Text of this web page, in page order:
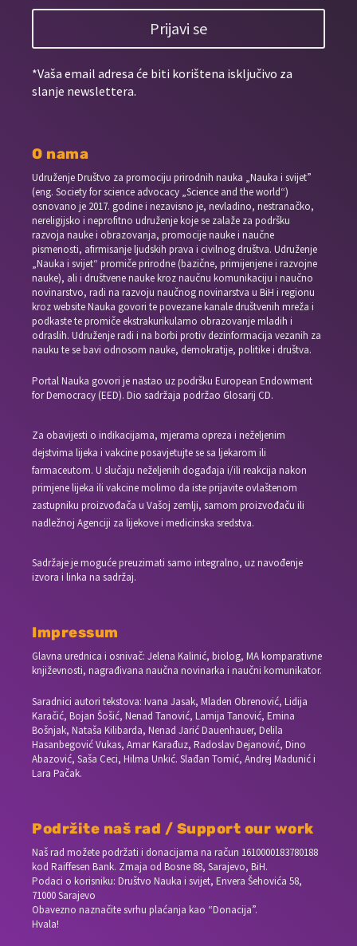
Prijavi se
*Vaša email adresa će biti korištena isključivo za
slanje newslettera.
O nama
Udruženje Društvo za promociju prirodnih nauka „Nauka i svijet”
(eng. Society for science advocacy „Science and the world“)
osnovano je 2017. godine i nezavisno je, nevladino, nestranačko,
nereligijsko i neprofitno udruženje koje se zalaže za podršku
razvoja nauke i obrazovanja, promocije nauke i naučne
pismenosti, afirmisanje ljudskih prava i civilnog društva. Udruženje
„Nauka i svijet“ promiče prirodne (bazične, primijenjene i razvojne
nauke), ali i društvene nauke kroz naučnu komunikaciju i naučno
novinarstvo, radi na razvoju naučnog novinarstva u BiH i regionu
kroz website Nauka govori te povezane kanale društvenih mreža i
podkaste te promiče ekstrakurikularno obrazovanje mladih i
odraslih. Udruženje radi i na borbi protiv dezinformacija vezanih za
nauku te se bavi odnosom nauke, demokratije, politike i društva.
Portal Nauka govori je nastao uz podršku European Endowment
for Democracy (EED). Dio sadržaja podržao Glosarij CD.
Za obavijesti o indikacijama, mjerama opreza i neželjenim
dejstvima lijeka i vakcine posavjetujte se sa ljekarom ili
farmaceutom. U slučaju neželjenih događaja i/ili reakcija nakon
primjene lijeka ili vakcine molimo da iste prijavite ovlaštenom
zastupniku proizvođača u Vašoj zemlji, samom proizvođaču ili
nadležnoj Agenciji za lijekove i medicinska sredstva.
Sadržaje je moguće preuzimati samo integralno, uz navođenje
izvora i linka na sadržaj.
Impressum
Glavna urednica i osnivač: Jelena Kalinić, biolog, MA komparativne
književnosti, nagrađivana naučna novinarka i naučni komunikator.
Saradnici autori tekstova: Ivana Jasak, Mladen Obrenović, Lidija
Karačić, Bojan Šošić, Nenad Tanović, Lamija Tanović, Emina
Bošnjak, Nataša Kilibarda, Nenad Jarić Dauenhauer, Delila
Hasanbegović Vukas, Amar Karađuz, Radoslav Dejanović, Dino
Abazović, Saša Ceci, Hilma Unkić. Slađan Tomić, Andrej Madunić i
Lara Pačak.
Podržite naš rad / Support our work
Naš rad možete podržati i donacijama na račun 1610000183780188
kod Raiffesen Bank. Zmaja od Bosne 88, Sarajevo, BiH.
Podaci o korisniku: Društvo Nauka i svijet, Envera Šehovića 58,
71000 Sarajevo
Obavezno naznačite svrhu plaćanja kao “Donacija”.
Hvala!